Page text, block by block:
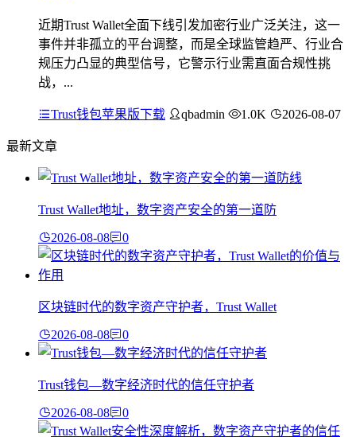
近期Trust Wallet全面下线引发加密行业广泛关注，这一
事件并非孤立的平台调整，而是全球监管趋严、行业合
规压力凸显的典型信号，它警示行业需直面合规性挑
战，...
Trust钱包苹果版下载 qbadmin 1.0K 2026-08-07
最新文章
Trust Wallet地址，数字资产安全的第一道防
2026-08-08 0
区块链时代的数字资产守护者，Trust Wallet
2026-08-08 0
Trust钱包—数字经济时代的信任守护者
2026-08-08 0